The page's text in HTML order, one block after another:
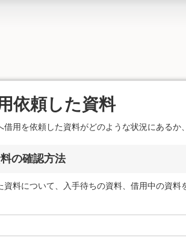
依頼した資料
借用を依頼した資料がどのような状況にある
の確認方法
資料について、入手待ちの資料、借用中の資